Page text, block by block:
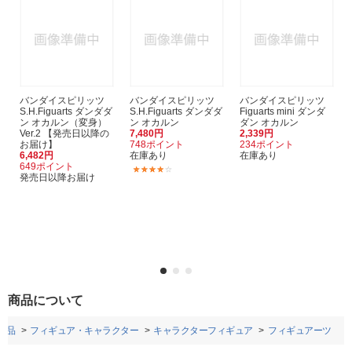
バンダイスピリッツ
S.H.Figuarts ダンダダ
ン オカルン（変身）
Ver.2 【発売日以降の
お届け】
6,482円
649ポイント
発売日以降お届け
バンダイスピリッツ
S.H.Figuarts ダンダダ
ン オカルン
7,480円
748ポイント
在庫あり
バンダイスピリッツ
Figuarts mini ダンダ
ダン オカルン
2,339円
234ポイント
在庫あり
商品について
品 フィギュア・キャラクター キャラクターフィギュア フィギュアーツ